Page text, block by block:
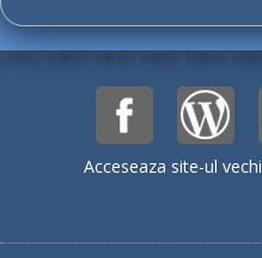
Acceseaza site-ul vechi